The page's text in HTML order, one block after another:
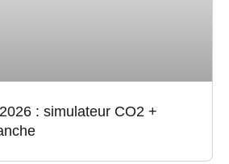
: simulateur CO2 +